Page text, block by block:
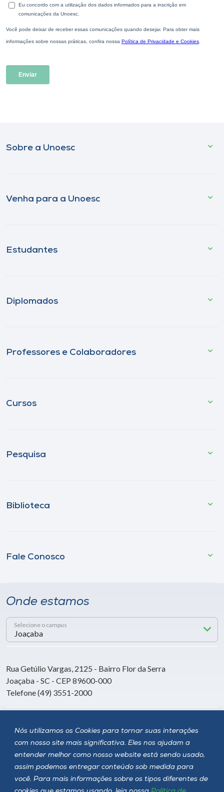
Nós utilizamos os Cookies para tornar suas interações
com nosso site mais significativa. Eles nos ajudam a
entender melhor como nosso website está sendo usado,
assim podemos entregar conteúdo sob medida para
você. Para mais informações sobre os tipos diferentes de
Sobre a Unoesc
Venha para a Unoesc
Estudantes
Diplomados
Professores e Colaboradores
Cursos
Pesquisa
Biblioteca
Fale Conosco
Onde estamos
Selecione o campus
Rua Getúlio Vargas, 2125 - Bairro Flor da Serra
Joaçaba - SC - CEP 89600-000
Telefone (49) 3551-2000
Siga a Unoesc